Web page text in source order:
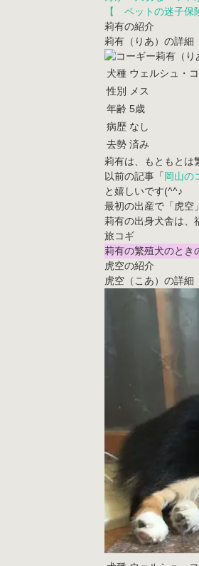
【 ペットの迷子保
莉有の紹介
莉有（りあ）の詳細
犬種 ウェルシュ・
性別
メス
年齢 5歳
病歴 なし
去勢 済み
莉有は、もともとは
以前の記事「 岡山の
と嬉しいです(^^♪
最初の出産で「虎空
莉有の出身犬舎は、
莉有の繁殖犬のとき
虎空の紹介
虎空（こあ）の詳細